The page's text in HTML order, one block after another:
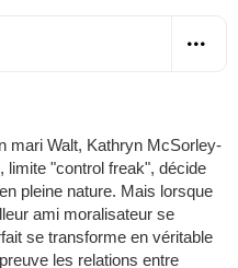
mari Walt, Kathryn McSorley-
limite "control freak", décide
pleine nature. Mais lorsque
ami moralisateur se
se transforme en véritable
les relations entre